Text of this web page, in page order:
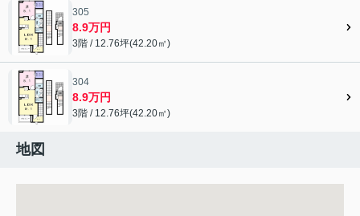
305
8.9万円
3階 / 12.76坪(42.20㎡)
304
8.9万円
3階 / 12.76坪(42.20㎡)
地図